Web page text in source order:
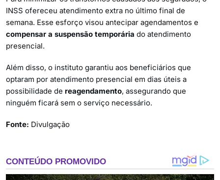
INSS ofereceu atendimento extra no último final de
semana. Esse esforço visou antecipar agendamentos e
compensar a suspensão temporária do atendimento
presencial.
Além disso, o instituto garantiu aos beneficiários que
optaram por atendimento presencial em dias úteis a
possibilidade de reagendamento, assegurando que
ninguém ficará sem o serviço necessário.
Fonte: Divulgação